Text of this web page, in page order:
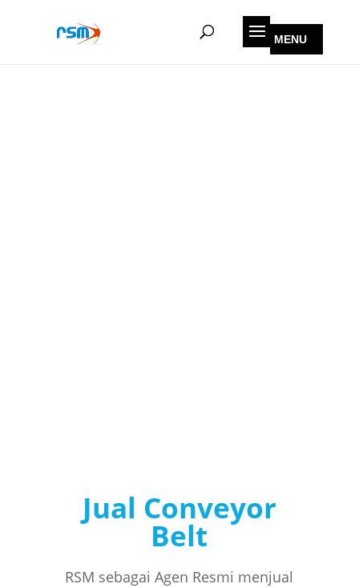
Jual Conveyor
Belt
RSM sebagai Agen Resmi menjual